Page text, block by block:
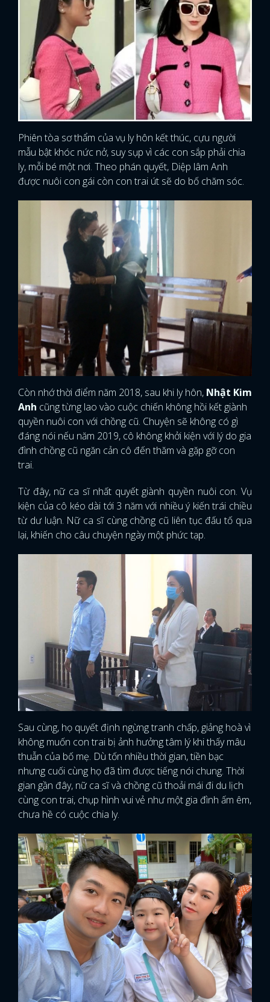
Phiên tòa sơ thẩm của vụ ly hôn kết thúc, cựu người
mẫu bật khóc nức nở, suy sụp vì các con sắp phải chia
ly, mỗi bé một nơi. Theo phán quyết, Diệp lâm Anh
được nuôi con gái còn con trai út sẽ do bố chăm sóc.
Còn nhớ thời điểm năm 2018, sau khi ly hôn, Nhật Kim
Anh cũng từng lao vào cuộc chiến không hồi kết giành
quyền nuôi con với chồng cũ. Chuyện sẽ không có gì
đáng nói nếu năm 2019, cô không khởi kiện với lý do gia
đình chồng cũ ngăn cản cô đến thăm và gặp gỡ con
trai.
Từ đây, nữ ca sĩ nhất quyết giành quyền nuôi con. Vụ
kiện của cô kéo dài tới 3 năm với nhiều ý kiến trái chiều
từ dư luận. Nữ ca sĩ cùng chồng cũ liên tục đấu tố qua
lại, khiến cho câu chuyện ngày một phức tạp.
Sau cùng, họ quyết định ngừng tranh chấp, giảng hoà vì
không muốn con trai bị ảnh hưởng tâm lý khi thấy mâu
thuẫn của bố mẹ. Dù tốn nhiều thời gian, tiền bạc
nhưng cuối cùng họ đã tìm được tiếng nói chung. Thời
gian gần đây, nữ ca sĩ và chồng cũ thoải mái đi du lịch
cùng con trai, chụp hình vui vẻ như một gia đình ấm êm,
chưa hề có cuộc chia ly.